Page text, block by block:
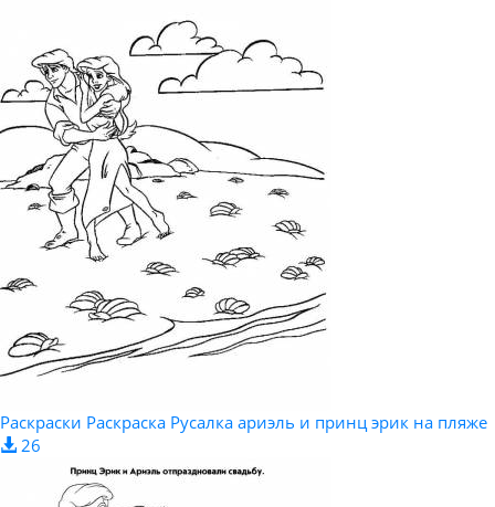
Раскраски Раскраска Русалка ариэль и принц эрик на пляже
26